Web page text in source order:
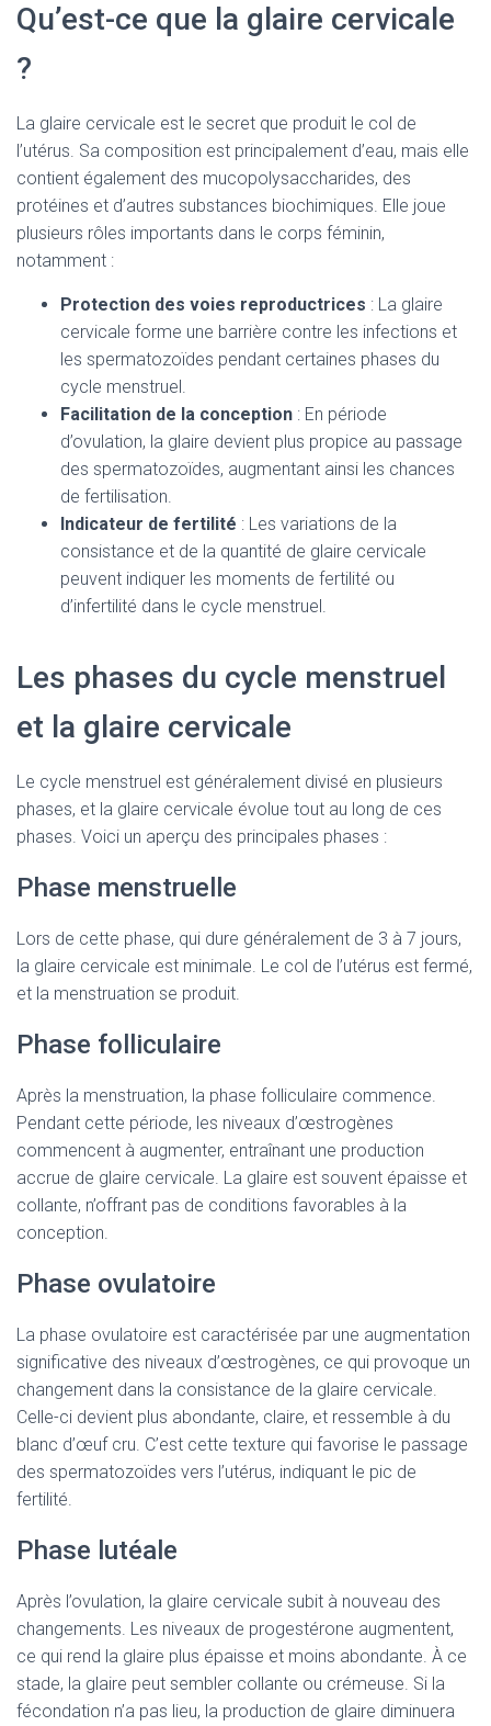
Qu’est-ce que la glaire cervicale
?
La glaire cervicale est le secret que produit le col de
l’utérus. Sa composition est principalement d’eau, mais elle
contient également des mucopolysaccharides, des
protéines et d’autres substances biochimiques. Elle joue
plusieurs rôles importants dans le corps féminin,
notamment :
Protection des voies reproductrices : La glaire
cervicale forme une barrière contre les infections et
les spermatozoïdes pendant certaines phases du
cycle menstruel.
Facilitation de la conception : En période
d’ovulation, la glaire devient plus propice au passage
des spermatozoïdes, augmentant ainsi les chances
de fertilisation.
Indicateur de fertilité : Les variations de la
consistance et de la quantité de glaire cervicale
peuvent indiquer les moments de fertilité ou
d’infertilité dans le cycle menstruel.
Les phases du cycle menstruel
et la glaire cervicale
Le cycle menstruel est généralement divisé en plusieurs
phases, et la glaire cervicale évolue tout au long de ces
phases. Voici un aperçu des principales phases :
Phase menstruelle
Lors de cette phase, qui dure généralement de 3 à 7 jours,
la glaire cervicale est minimale. Le col de l’utérus est fermé,
et la menstruation se produit.
Phase folliculaire
Après la menstruation, la phase folliculaire commence.
Pendant cette période, les niveaux d’œstrogènes
commencent à augmenter, entraînant une production
accrue de glaire cervicale. La glaire est souvent épaisse et
collante, n’offrant pas de conditions favorables à la
conception.
Phase ovulatoire
La phase ovulatoire est caractérisée par une augmentation
significative des niveaux d’œstrogènes, ce qui provoque un
changement dans la consistance de la glaire cervicale.
Celle-ci devient plus abondante, claire, et ressemble à du
blanc d’œuf cru. C’est cette texture qui favorise le passage
des spermatozoïdes vers l’utérus, indiquant le pic de
fertilité.
Phase lutéale
Après l’ovulation, la glaire cervicale subit à nouveau des
changements. Les niveaux de progestérone augmentent,
ce qui rend la glaire plus épaisse et moins abondante. À ce
stade, la glaire peut sembler collante ou crémeuse. Si la
fécondation n’a pas lieu, la production de glaire diminuera